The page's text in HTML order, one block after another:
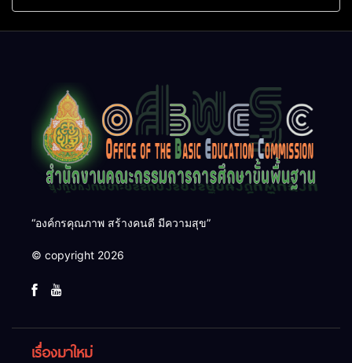
“องค์กรคุณภาพ สร้างคนดี มีความสุข”
© copyright 2026
เรื่องมาใหม่